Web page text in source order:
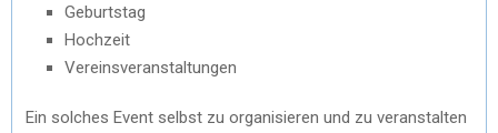
Geburtstag
Hochzeit
Vereinsveranstaltungen
Ein solches Event selbst zu organisieren und zu veranstalten